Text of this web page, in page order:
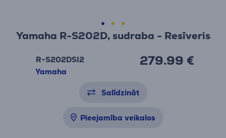
Yamaha R-S202D, sudraba - Resīveris
R-S202DSI2
Yamaha
279.99 €
Salīdzināt
Pieejamība veikalos